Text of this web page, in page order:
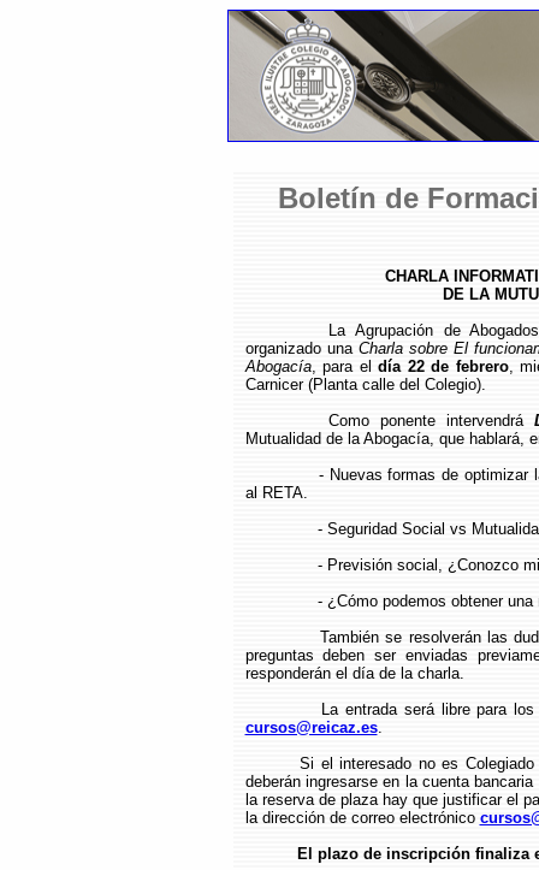
Boletín de
CHARLA
DE LA
La Agrupación de
organizado una Charla sobre El
Abogacía, para eldía 22 de febrero,
Carnicer (Planta calle del Colegio).
Como ponente intervendrá
Mutualidad de la Abogacía, que hablará,
- Nuevas formas de optimizar
al RETA.
- Seguridad Social vs
- Previsión social, ¿Conozco
- ¿Cómo podemos obtener
También se resolverán las
preguntas deben ser enviadas
responderán el día de la charla.
La entrada será libre para
cursos@reicaz.es.
Si el interesado no es
deberán ingresarse en la cuenta
la reserva de plaza hay que justificar el
la dirección de correo electrónico
El plazo de inscripción finaliza